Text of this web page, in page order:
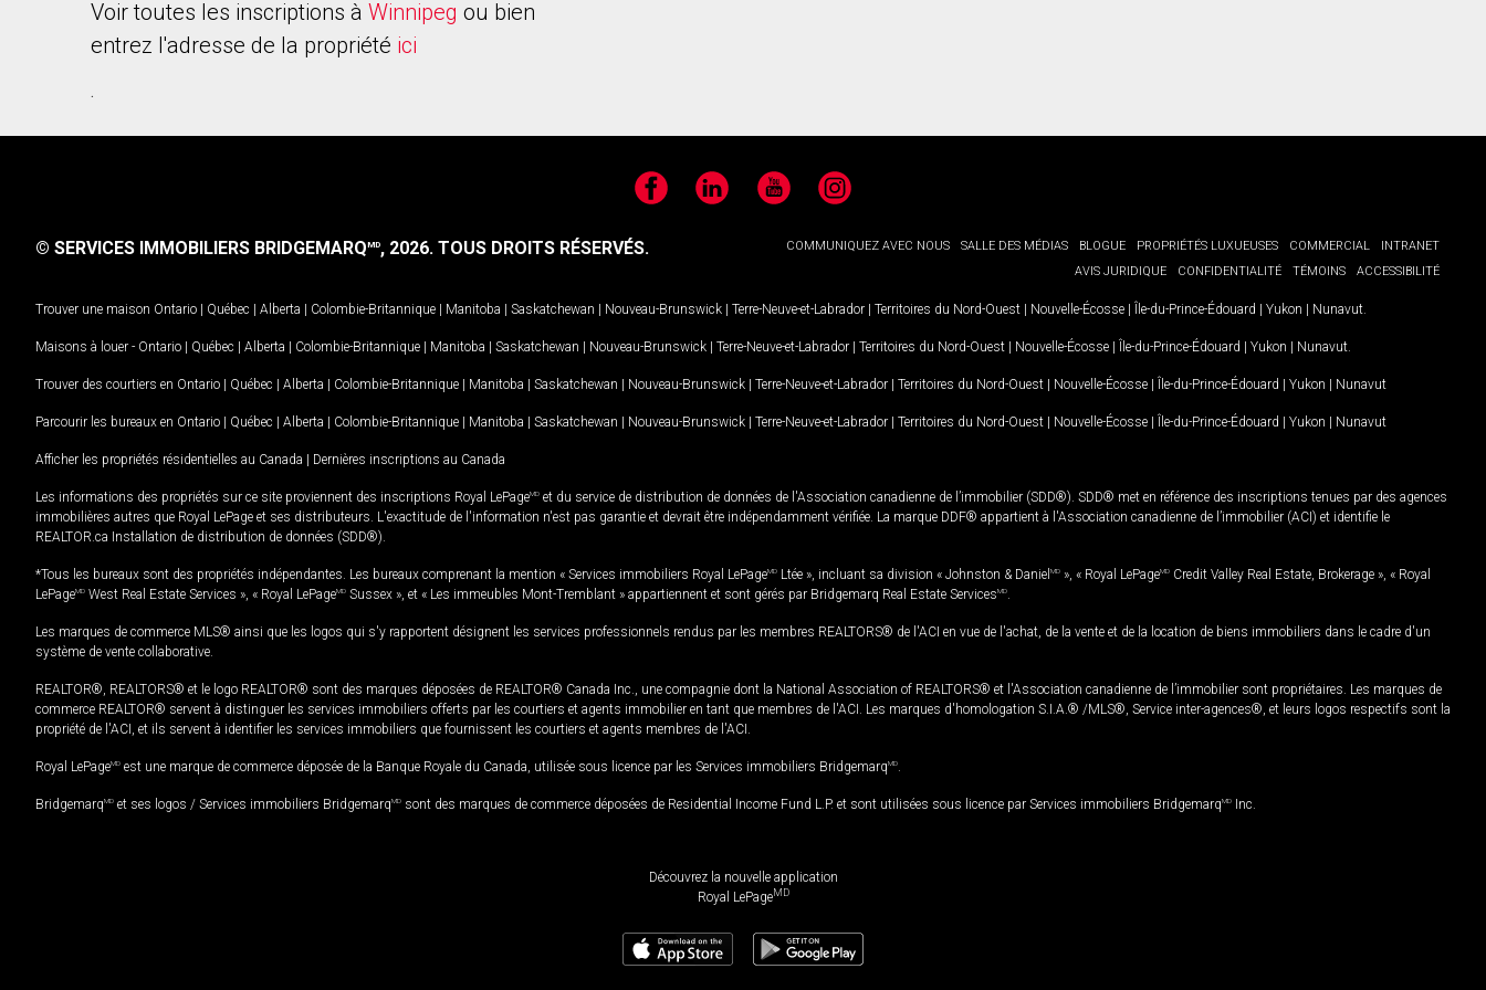
Voir toutes les inscriptions à Winnipeg ou bien
entrez l'adresse de la propriété ici
.
FacebookLinkedIn YouTubeInstagram
COMMUNIQUEZ AVEC NOUS SALLE DES MÉDIAS BLOGUE PROPRIÉTÉS LUXUEUSES COMMERCIAL
INTRANET
AVIS JURIDIQUE
CONFIDENTIALITÉ TÉMOINS ACCESSIBILITÉ
© SERVICES IMMOBILIERS BRIDGEMARQMD, 2026. TOUS DROITS RÉSERVÉS.
Trouver une maison Ontario | Québec | Alberta | Colombie-Britannique | Manitoba | Saskatchewan | Nouveau-Brunswick | Terre-Neuve-et-Labrador | Territoires du Nord-Ouest | Nouvelle-Écosse | Île-du-Prince-Édouard | Yukon | Nunavut
Maisons à louer - Ontario | Québec | Alberta | Colombie-Britannique | Manitoba | Saskatchewan | Nouveau-Brunswick | Terre-Neuve-et-Labrador | Territoires du Nord-Ouest | Nouvelle-Écosse | Île-du-Prince-Édouard | Yukon | Nunavut
Trouver des courtiers en Ontario | Québec | Alberta | Colombie-Britannique | Manitoba | Saskatchewan | Nouveau-Brunswick | Terre-Neuve-et-Labrador | Territoires du Nord-Ouest | Nouvelle-Écosse | Île-du-Prince-Édouard | Yukon | Nunavut
Parcourir les bureaux en Ontario | Québec | Alberta | Colombie-Britannique | Manitoba | Saskatchewan | Nouveau-Brunswick | Terre-Neuve-et-Labrador | Territoires du Nord-Ouest | Nouvelle-Écosse | Île-du-Prince-Édouard | Yukon | Nunavut
Afficher les propriétés résidentielles au Canada | Dernières inscriptions au Canada
Les informations des propriétés sur ce site proviennent des inscriptions Royal LePageMD et du service de distribution de données de l'Association canadienne de l’immobilier (SDD®). SDD® met en référence des inscriptions tenues par des agences
immobilières autres que Royal LePage et ses distributeurs. L'exactitude de l'information n'est pas garantie et devrait être indépendamment vérifiée. La marque DDF® appartient à l'Association canadienne de l’immobilier (ACI) et identifie le
REALTOR.ca Installation de distribution de données (SDD®).
*Tous les bureaux sont des propriétés indépendantes. Les bureaux comprenant la mention « Services immobiliers Royal LePageMD Ltée », incluant sa division « Johnston & Daniel MD », « Royal LePageMD Credit Valley Real Estate, Brokerage », « Royal
LePageMD West Real Estate Services », « Royal LePageMD Sussex », et « Les immeubles Mont-Tremblant » appartiennent et sont gérés par Bridgemarq Real Estate ServicesMD
Les marques de commerce MLS® ainsi que les logos qui s'y rapportent désignent les services professionnels rendus par les membres REALTORS® de l'ACI en vue de l'achat, de la vente et de la location de biens immobiliers dans le cadre d'un
système de vente collaborative.
REALTOR®, REALTORS® et le logo REALTOR® sont des marques déposées de REALTOR® Canada Inc., une compagnie dont la National Association of REALTORS® et l'Association canadienne de l’immobilier sont propriétaires. Les marques de
commerce REALTOR® servent à distinguer les services immobiliers offerts par les courtiers et agents immobilier en tant que membres de l'ACI. Les marques d'homologation S.I.A.® /MLS®, Service inter-agences®, et leurs logos respectifs sont la
propriété de l'ACI, et ils servent à identifier les services immobiliers que fournissent les courtiers et agents membres de l'ACI.
Royal LePageMD est une marque de commerce déposée de la Banque Royale du Canada, utilisée sous licence par les Services immobiliers BridgemarqMD
BridgemarqMD et ses logos / Services immobiliers BridgemarqMD sont des marques de commerce déposées de Residential Income Fund L.P. et sont utilisées sous licence par Services immobiliers BridgemarqMD Inc.
Découvrez la nouvelle application
Royal LePageMD